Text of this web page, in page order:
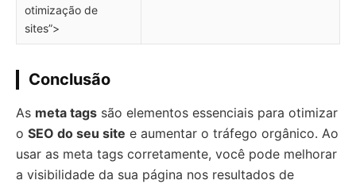
otimização de
sites”>
Conclusão
As meta tags são elementos essenciais para otimizar
o SEO do seu site e aumentar o tráfego orgânico. Ao
usar as meta tags corretamente, você pode melhorar
a visibilidade da sua página nos resultados de